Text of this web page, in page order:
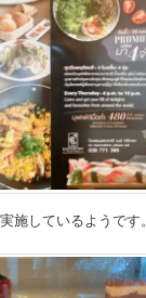
施しているようです。